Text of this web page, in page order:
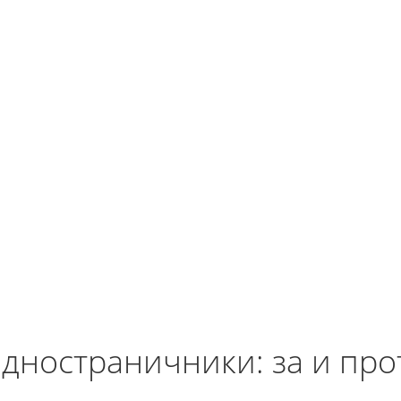
за и